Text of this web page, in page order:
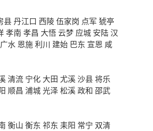
县丹江口 西陵伍家岗 点军 猇亭
孝南 孝昌 大悟 云梦 应城 安陆汉
广水 恩施利川 建始 巴东 宣恩 咸
清流 宁化 大田 尤溪沙县将乐
顺昌 浦城光泽松溪政和 邵武
衡山 衡东 祁东 耒阳 常宁 双清